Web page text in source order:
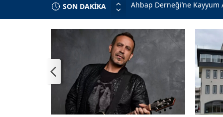
SON DAKİKA
Kuşadası Belediyesi
FETÖ Suikast Girişiminde
Yıldız: Silah teslimi
Ceyhan: Türkiye’nin Yeni
Bakan Mustafa Çiftçi’den
Türkiye, Suudi Arabistan ve
Adalet Bakanı Akın